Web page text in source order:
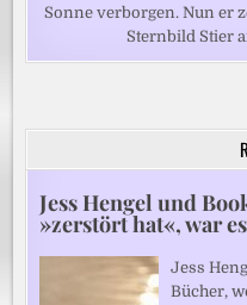
Sonne verborgen. Nun er
Sternbild Stier
Jess Hengel und
»zerstört hat«, war
Jess
Bücher,